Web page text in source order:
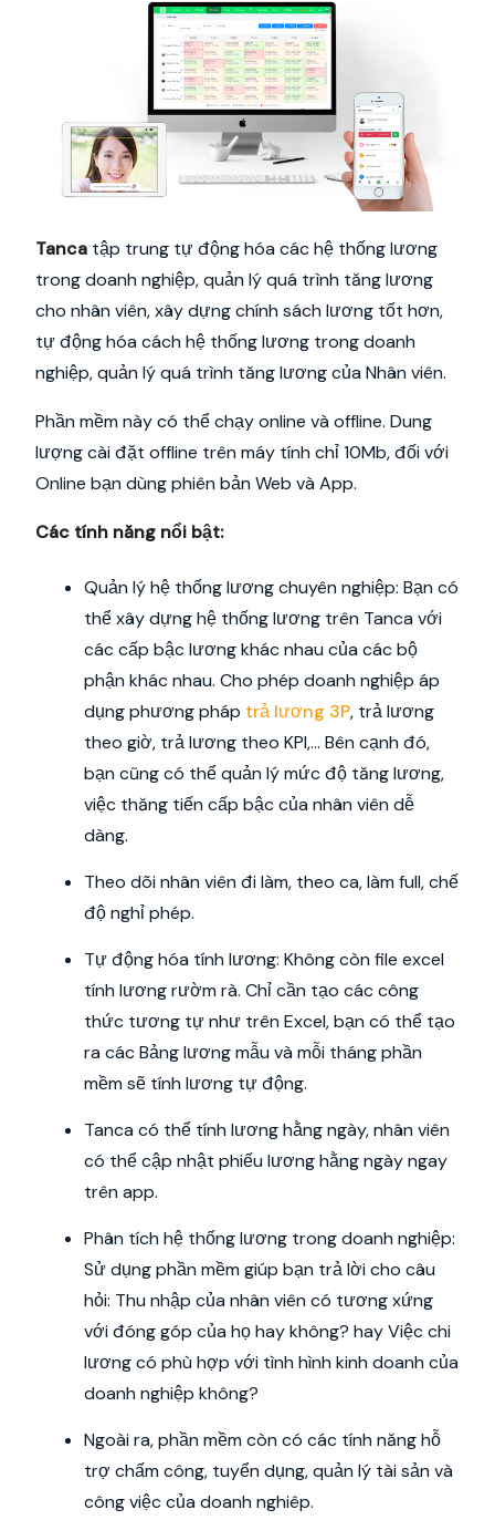
Tanca tập trung tự động hóa các hệ thống lương
trong doanh nghiệp, quản lý quá trình tăng lương
cho nhân viên, xây dựng chính sách lương tốt hơn,
tự động hóa cách hệ thống lương trong doanh
nghiệp, quản lý quá trình tăng lương của Nhân viên.
Phần mềm này có thể chạy online và offline. Dung
lượng cài đặt offline trên máy tính chỉ 10Mb, đối với
Online bạn dùng phiên bản Web và App.
Các tính năng nổi bật:
Quản lý hệ thống lương chuyên nghiệp: Bạn có
thể xây dựng hệ thống lương trên Tanca với
các cấp bậc lương khác nhau của các bộ
phận khác nhau. Cho phép doanh nghiệp áp
dụng phương pháp trả lương 3P, trả lương
theo giờ, trả lương theo KPI,... Bên cạnh đó,
bạn cũng có thể quản lý mức độ tăng lương,
việc thăng tiến cấp bậc của nhân viên dễ
dàng.
Theo dõi nhân viên đi làm, theo ca, làm full, chế
độ nghỉ phép.
Tự động hóa tính lương: Không còn file excel
tính lương rườm rà. Chỉ cần tạo các công
thức tương tự như trên Excel, bạn có thể tạo
ra các Bảng lương mẫu và mỗi tháng phần
mềm sẽ tính lương tự động.
Tanca có thể tính lương hằng ngày, nhân viên
có thể cập nhật phiếu lương hằng ngày ngay
trên app.
Phân tích hệ thống lương trong doanh nghiệp:
Sử dụng phần mềm giúp bạn trả lời cho câu
hỏi: Thu nhập của nhân viên có tương xứng
với đóng góp của họ hay không? hay Việc chi
lương có phù hợp với tình hình kinh doanh của
doanh nghiệp không?
Ngoài ra, phần mềm còn có các tính năng hỗ
trợ chấm công, tuyển dụng, quản lý tài sản và
công việc của doanh nghiêp.